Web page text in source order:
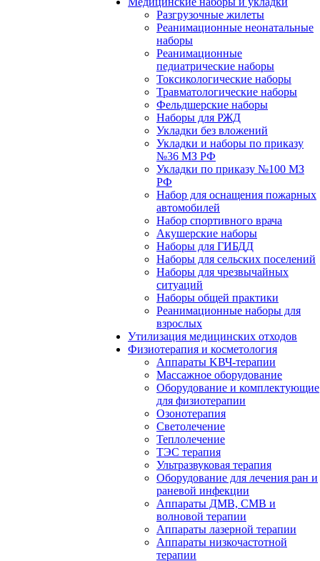
Разгрузочные жилеты
Реанимационные неонатальные
наборы
Реанимационные
педиатрические наборы
Токсикологические наборы
Травматологические наборы
Фельдшерские наборы
Наборы для РЖД
Укладки без вложений
Укладки и наборы по приказу
№36 МЗ РФ
Укладки по приказу №100 МЗ
РФ
Набор для оснащения пожарных
автомобилей
Набор спортивного врача
Акушерские наборы
Наборы для ГИБДД
Наборы для сельских поселений
Наборы для чрезвычайных
ситуаций
Наборы общей практики
Реанимационные наборы для
взрослых
Утилизация медицинских отходов
Физиотерапия и косметология
Аппараты KВЧ-терапии
Массажное оборудование
Оборудование и комплектующие
для физиотерапии
Озонотерапия
Светолечение
Теплолечение
ТЭС терапия
Ультразвуковая терапия
Оборудование для лечения ран и
раневой инфекции
Аппараты ДМВ, СМВ и
волновой терапии
Аппараты лазерной терапии
Аппараты низкочастотной
терапии